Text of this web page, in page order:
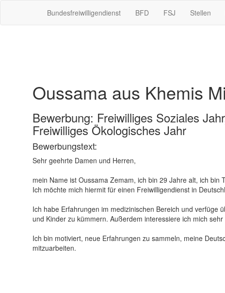
Bundesfreiwilligendienst BFD FSJ Stellen
Oussama aus Khemis
Bewerbung: Freiwilliges Soziales
Freiwilliges Ökologisches Jahr
Bewerbungstext:
Sehr geehrte Damen und Herren,
mein Name ist Oussama Zemam, ich bin 29 Jahre alt, ich bin
Ich möchte mich hiermit für einen Freiwilligendienst in
Ich habe Erfahrungen im medizinischen Bereich und verfüge
und Kinder zu kümmern. Außerdem interessiere ich mich
Ich bin motiviert, neue Erfahrungen zu sammeln, meine
mitzuarbeiten.